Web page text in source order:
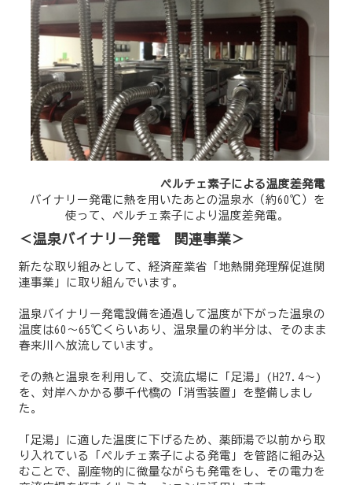
ペルチェ素子による温度差発電
バイナリー発電に熱を用いたあとの温泉水（約60℃）を
使って、ペルチェ素子により温度差発電。
＜温泉バイナリー発電 関連事業＞
新たな取り組みとして、経済産業省「地熱開発理解促進関
連事業」に取り組んでいます。
温泉バイナリー発電設備を通過して温度が下がった温泉の
温度は60～65℃くらいあり、温泉量の約半分は、そのまま
春来川へ放流しています。
その熱と温泉を利用して、交流広場に「足湯」(H27.4～)
を、対岸へかかる夢千代橋の「消雪装置」を整備しまし
た。
「足湯」に適した温度に下げるため、薬師湯で以前から取
り入れている「ペルチェ素子による発電」を管路に組み込
むことで、副産物的に微量ながらも発電をし、その電力を